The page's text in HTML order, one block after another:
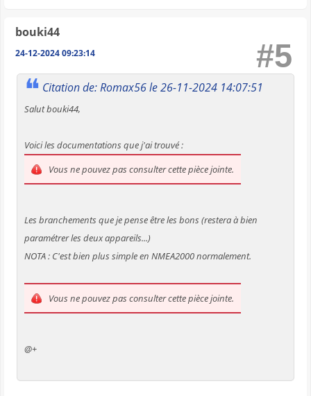
bouki44
24-12-2024 09:23:14 #5
Citation de: Romax56 le 26-11-2024 14:07:51
Salut bouki44,
Voici les documentations que j'ai trouvé :
Vous ne pouvez pas consulter cette pièce jointe.
Les branchements que je pense être les bons (restera à bien
paramétrer les deux appareils...)
NOTA : C'est bien plus simple en NMEA2000 normalement.
Vous ne pouvez pas consulter cette pièce jointe.
@+